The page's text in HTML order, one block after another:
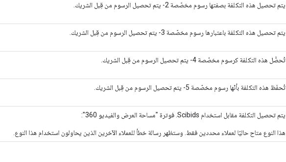
يتم تحصيل هذه التكلفة بصفتها رسوم مخصّصة 2- يتم تحصيل الرسوم من قِبل الشريك.
يتم تحصيل هذه التكلفة باعتبارها رسوم مخصّصة 3- يتم تحصيل الرسوم من قِبل الشريك.
تُحصَّل هذه التكلفة كرسوم مخصّصة 4- يتم تحصيل الرسوم من قِبل الشريك.
تُحفَظ هذه التكلفة بأنّها رسوم مخصّصة 5- يتم تحصيل الرسوم من قِبل الشريك.
يتم تحصيل التكلفة مقابل استخدام Scibids. فوترة "مساحة العرض والفيديو 360":
هذا النوع متاح حاليًا لعملاء محددين فقط. وستظهر رسالة خطأ للعملاء الآخرين الذين يحاولون استخدام هذا النوع.